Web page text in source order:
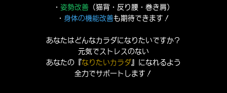
・ 姿勢改善 （猫背・反り腰・巻き肩）
・ 身体の機能改善も期待できます！
あなたはどんなカラダになりたいですか？
元気でストレスのない
あなたの『なりたいカラダ 』になれるよう
全力でサポートします！